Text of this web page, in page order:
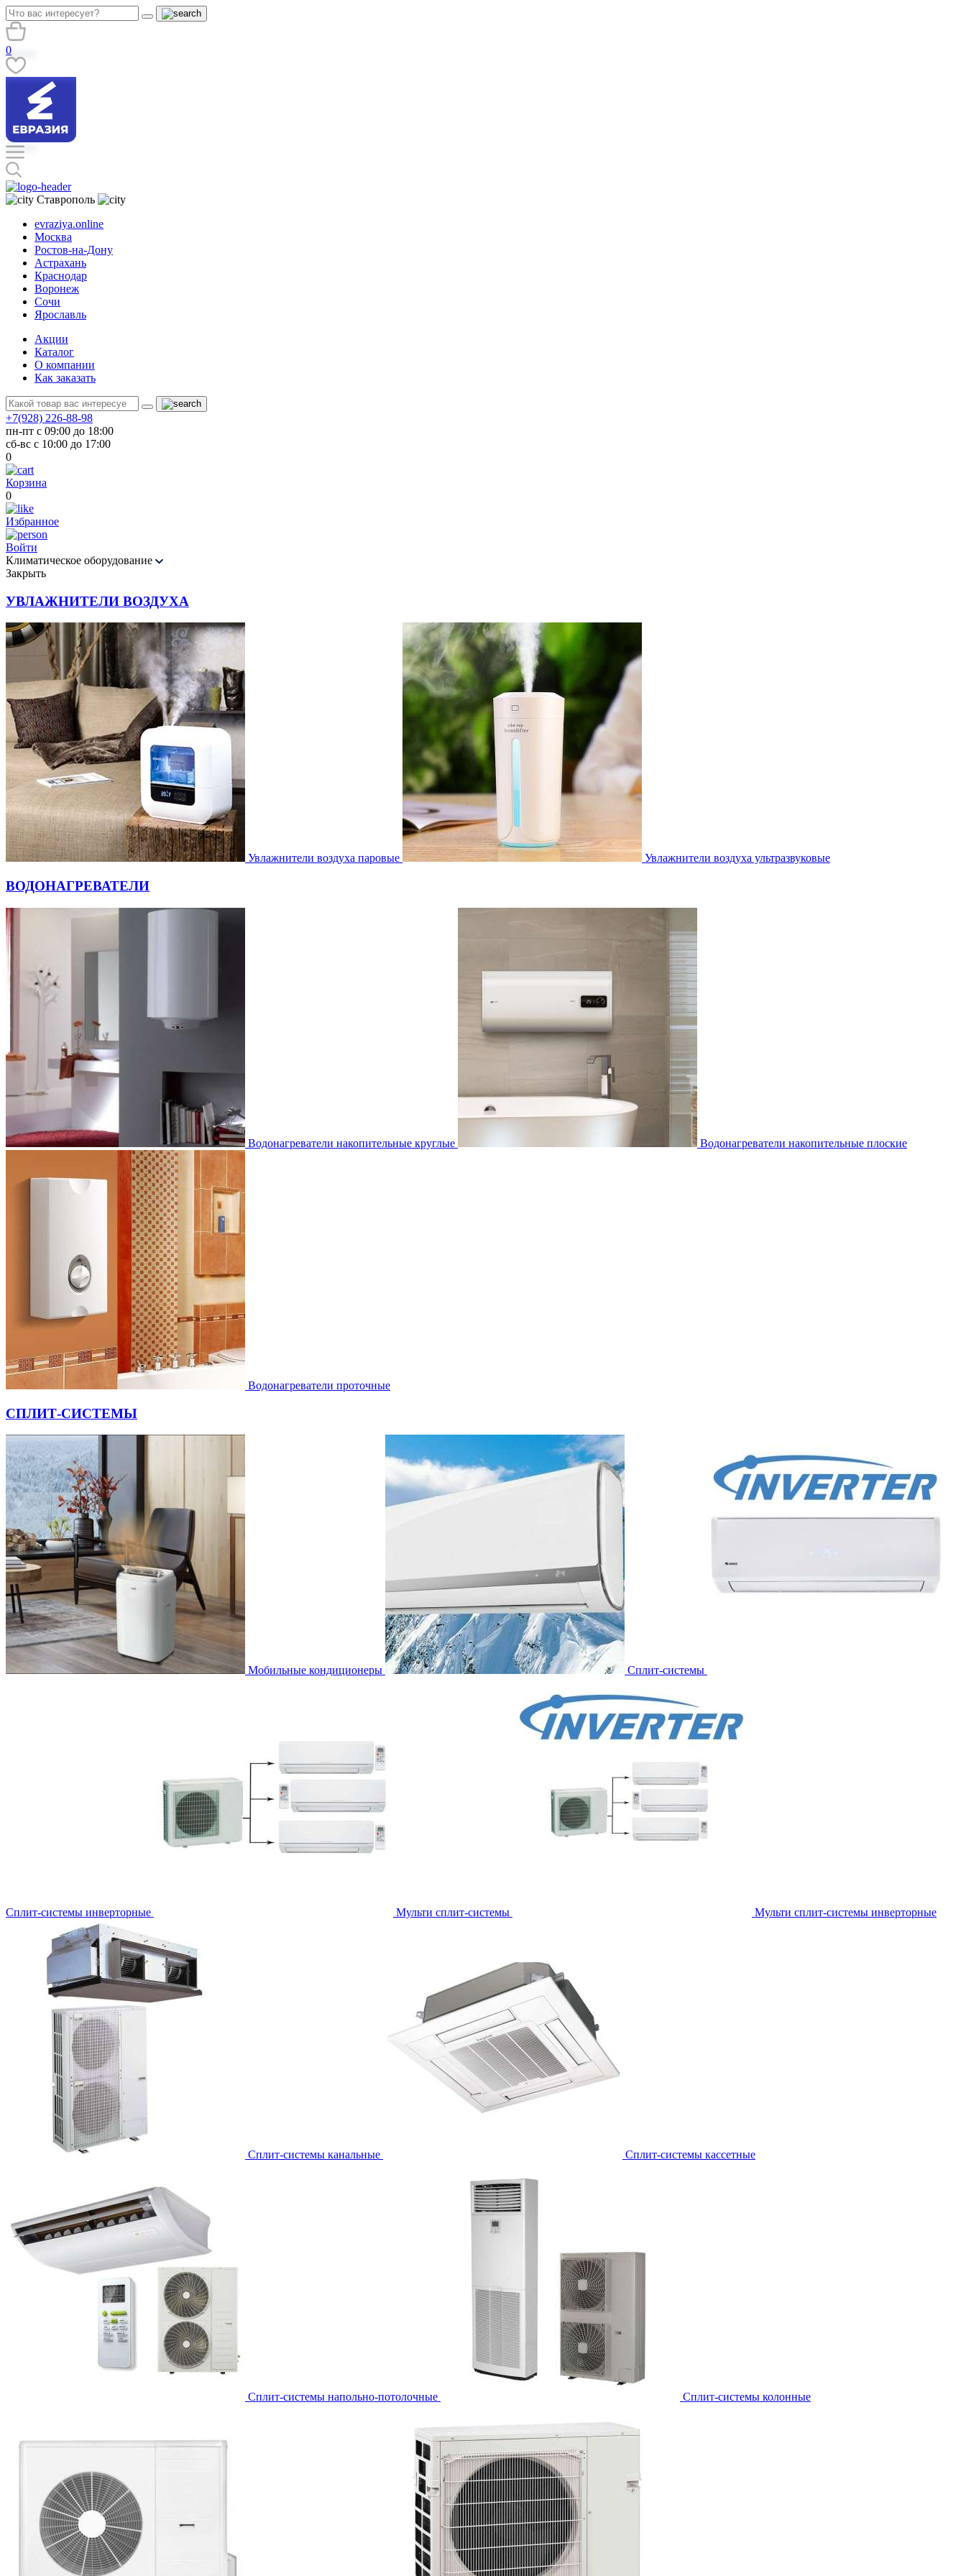
0
Ставрополь
evraziya.online
Москва
Ростов-на-Дону
Астрахань
Краснодар
Воронеж
Сочи
Ярославль
Акции
Каталог
О компании
Как заказать
+7(928) 226-88-98
пн-пт с 09:00 до 18:00
сб-вс с 10:00 до 17:00
0
Корзина
0
Избранное
Войти
Климатическое оборудование
Закрыть
УВЛАЖНИТЕЛИ ВОЗДУХА
Увлажнители воздуха паровые Увлажнители воздуха ультразвуковые
ВОДОНАГРЕВАТЕЛИ
Водонагреватели накопительные круглые Водонагреватели накопительные плоские
Водонагреватели проточные
СПЛИТ-СИСТЕМЫ
Мобильные кондиционеры Сплит-системы
Сплит-системы инверторные Мульти сплит-системы Мульти сплит-системы инверторные
Сплит-системы канальные Сплит-системы кассетные
Сплит-системы напольно-потолочные Cплит-системы колонные